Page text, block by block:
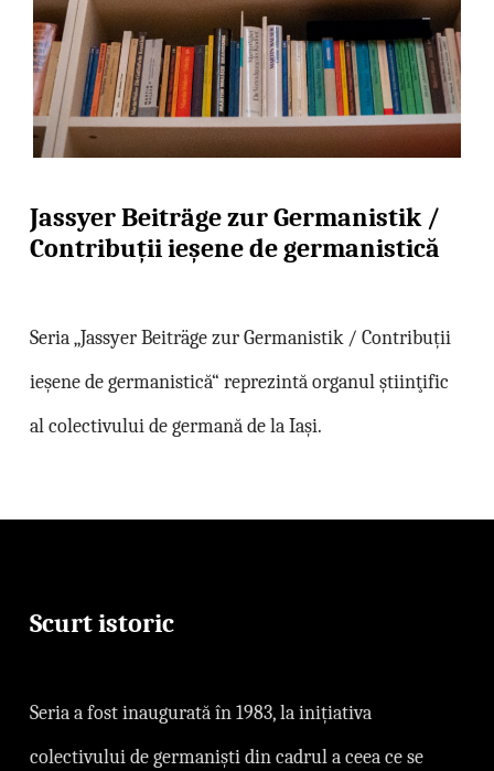
Jassyer Beiträge zur Germanistik /
Contribuții ieșene de germanistică
Seria „Jassyer Beiträge zur Germanistik / Contribuții
ieșene de germanistică“ reprezintă organul ştiinţific
al colectivului de germană de la Iaşi.
Scurt istoric
Seria a fost inaugurată ı̂n 1983, la inițiativa
colectivului de germaniști din cadrul a ceea ce se